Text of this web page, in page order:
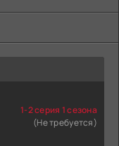
1-2 серия 1 сезона
(Не требуется)